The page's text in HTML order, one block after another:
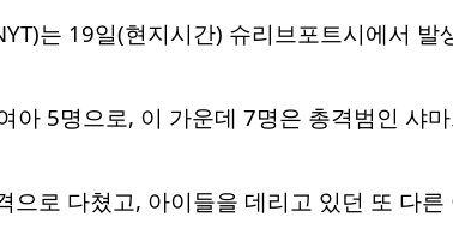
는 19일(현지시간) 슈리브포트시에서
아 5명으로, 이 가운데 7명은 총격범인 샤
으로 다쳤고, 아이들을 데리고 있던 또 다